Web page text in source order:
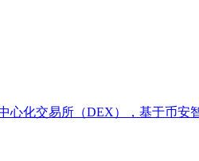
心化交易所（DEX），基于币